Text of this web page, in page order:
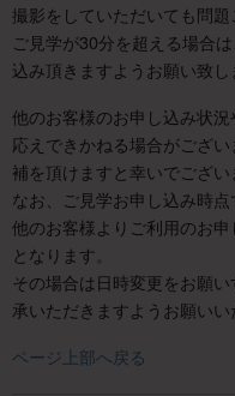
撮影をしていただいても問題
ご見学が30分を超える場合
込み頂きますようお願い致し
他のお客様のお申し込み状
応えできかねる場合がござ
補を頂けますと幸いでござい
なお、ご見学お申し込み時
他のお客様よりご利用のお
となります。
その場合は日時変更をお願
承いただきますようお願いい
ページ上部へ戻る